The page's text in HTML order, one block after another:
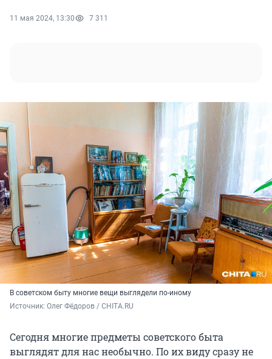
11 мая 2024, 13:30 7 311
В советском быту многие вещи выглядели по-иному
Источник: Олег Фёдоров / CHITA.RU
Сегодня многие предметы советского быта
выглядят для нас необычно. По их виду сразу не